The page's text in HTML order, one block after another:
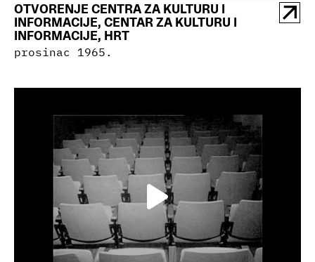
OTVORENJE CENTRA ZA KULTURU I
INFORMACIJE, CENTAR ZA KULTURU I
INFORMACIJE, HRT
prosinac 1965.